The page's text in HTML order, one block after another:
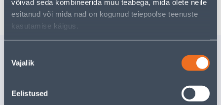
võivad seda kombineerida muu teabega, mida olete neile
esitanud või mida nad on kogunud teiepoolse teenuste
kasutamise käigus.
valik
Vajalik
Eelistused Tarne pole